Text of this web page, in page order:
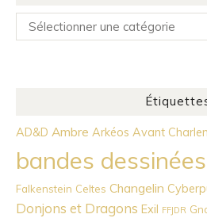
Catégories
AD&D Ambre Arkéos Avant
bandes dessinées
Falkenstein Celtes Changelin
Donjons et Dragons Exil FFJDR